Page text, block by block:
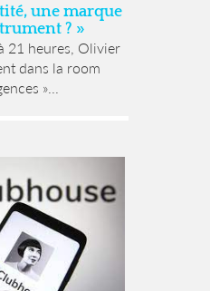
une marque
? »
21 heures, Olivier
dans la room
»...